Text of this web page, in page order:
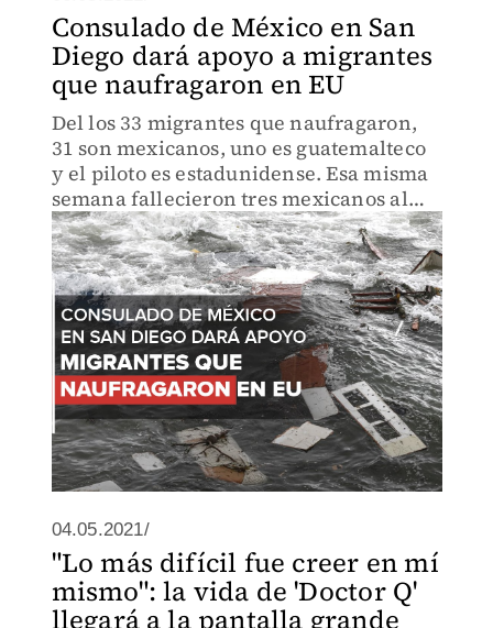
Consulado de México en San
Diego dará apoyo a migrantes
que naufragaron en EU
Del los 33 migrantes que naufragaron,
31 son mexicanos, uno es guatemalteco
y el piloto es estadunidense. Esa misma
semana fallecieron tres mexicanos al
intentar cruzar a EU por el desierto, dice
en entrevista el cónsul de México en San
Diego.
04.05.2021/
"Lo más difícil fue creer en mí
mismo": la vida de 'Doctor Q'
llegará a la pantalla grande